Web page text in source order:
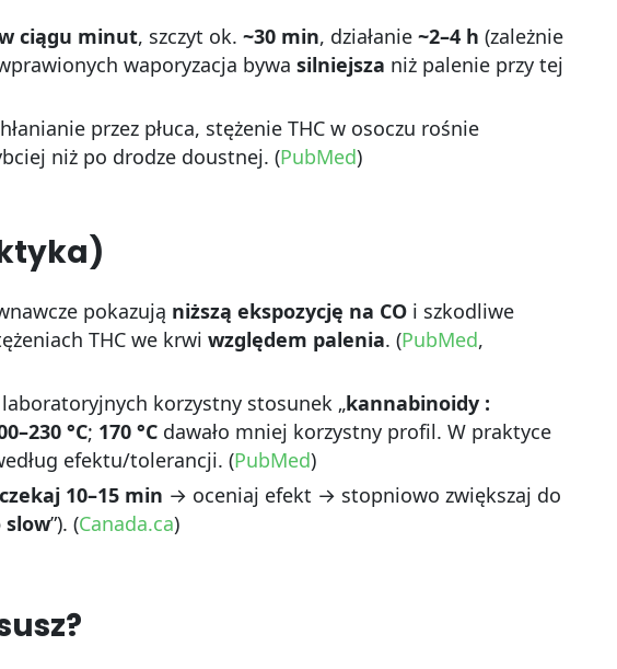
ciągu minut, szczyt ok. ~30 min, działanie ~2–4 h (zależnie
waporyzacja bywa silniejsza niż palenie przy tej
przez płuca, stężenie THC w osoczu rośnie
niż po drodze doustnej. (PubMed)
pokazują niższą ekspozycję na CO i szkodliwe
THC we krwi względem palenia. (PubMed,
korzystny stosunek „kannabinoidy :
°C; 170 °C dawało mniej korzystny profil. W praktyce
efektu/tolerancji. (PubMed)
10–15 min → oceniaj efekt → stopniowo zwiększaj do
slow”). (Canada.ca)